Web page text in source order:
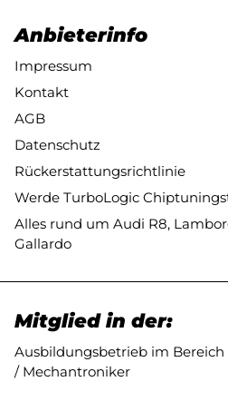
Anbieterinfo
Impressum
Kontakt
AGB
Datenschutz
Rückerstattungsrichtlinie
Werde TurboLogic
Alles rund um Audi R8,
Gallardo
Mitglied in der:
Ausbildungsbetrieb im
/ Mechantroniker